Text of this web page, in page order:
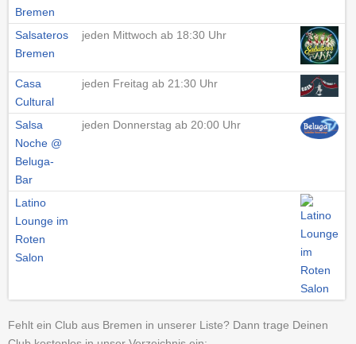
Bremen
Salsateros
Bremen
jeden Mittwoch ab 18:30 Uhr
Casa
Cultural
jeden Freitag ab 21:30 Uhr
Salsa
Noche @
Beluga-
Bar
jeden Donnerstag ab 20:00 Uhr
Latino
Lounge im
Roten
Salon
Fehlt ein Club aus Bremen in unserer Liste? Dann trage Deinen